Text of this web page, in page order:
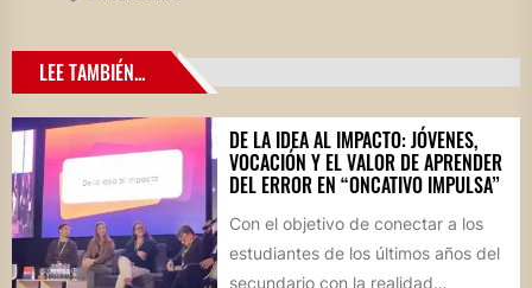
LEE TAMBIÉN...
DE LA IDEA AL IMPACTO: JÓVENES,
VOCACIÓN Y EL VALOR DE APRENDER
DEL ERROR EN “ONCATIVO IMPULSA”
Con el objetivo de conectar a los
estudiantes de los últimos años del
secundario con la realidad